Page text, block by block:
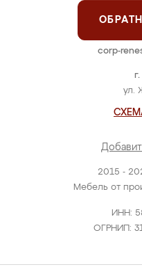
2015 -
Мебель от
ИНН:
ОГРНИП:
ул.
corp-